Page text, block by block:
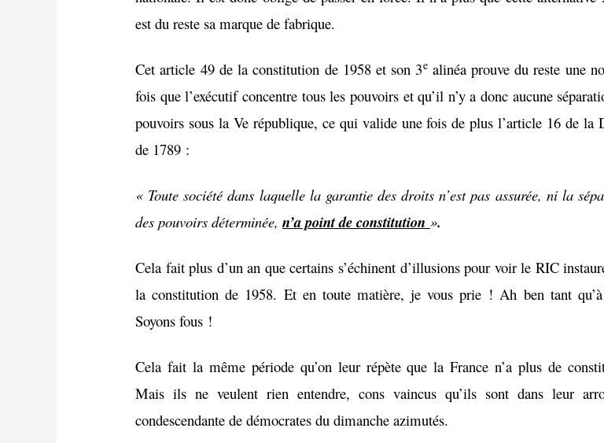
est du reste sa marque de fabrique.
Cet article 49 de la constitution de 1958 et son 3ealinéa prouve du reste une
fois que l’exécutif concentre tous les pouvoirs et qu’il n’y a donc aucune
pouvoirs sous la Ve république, ce qui valide une fois de plus l’article 16 de la
de 1789 :
« Toute société dans laquelle la garantie des droits n’est pas assurée, ni la
des pouvoirs déterminée, n’a point de constitution ».
Cela fait plus d’un an que certains s’échinent d’illusions pour voir le RIC
la constitution de 1958. Et en toute matière, je vous prie ! Ah ben tant
Soyons fous !
Cela fait la même période qu’on leur répète que la France n’a plus de
Mais ils ne veulent rien entendre, cons vaincus qu’ils sont dans leur
condescendante de démocrates du dimanche azimutés.